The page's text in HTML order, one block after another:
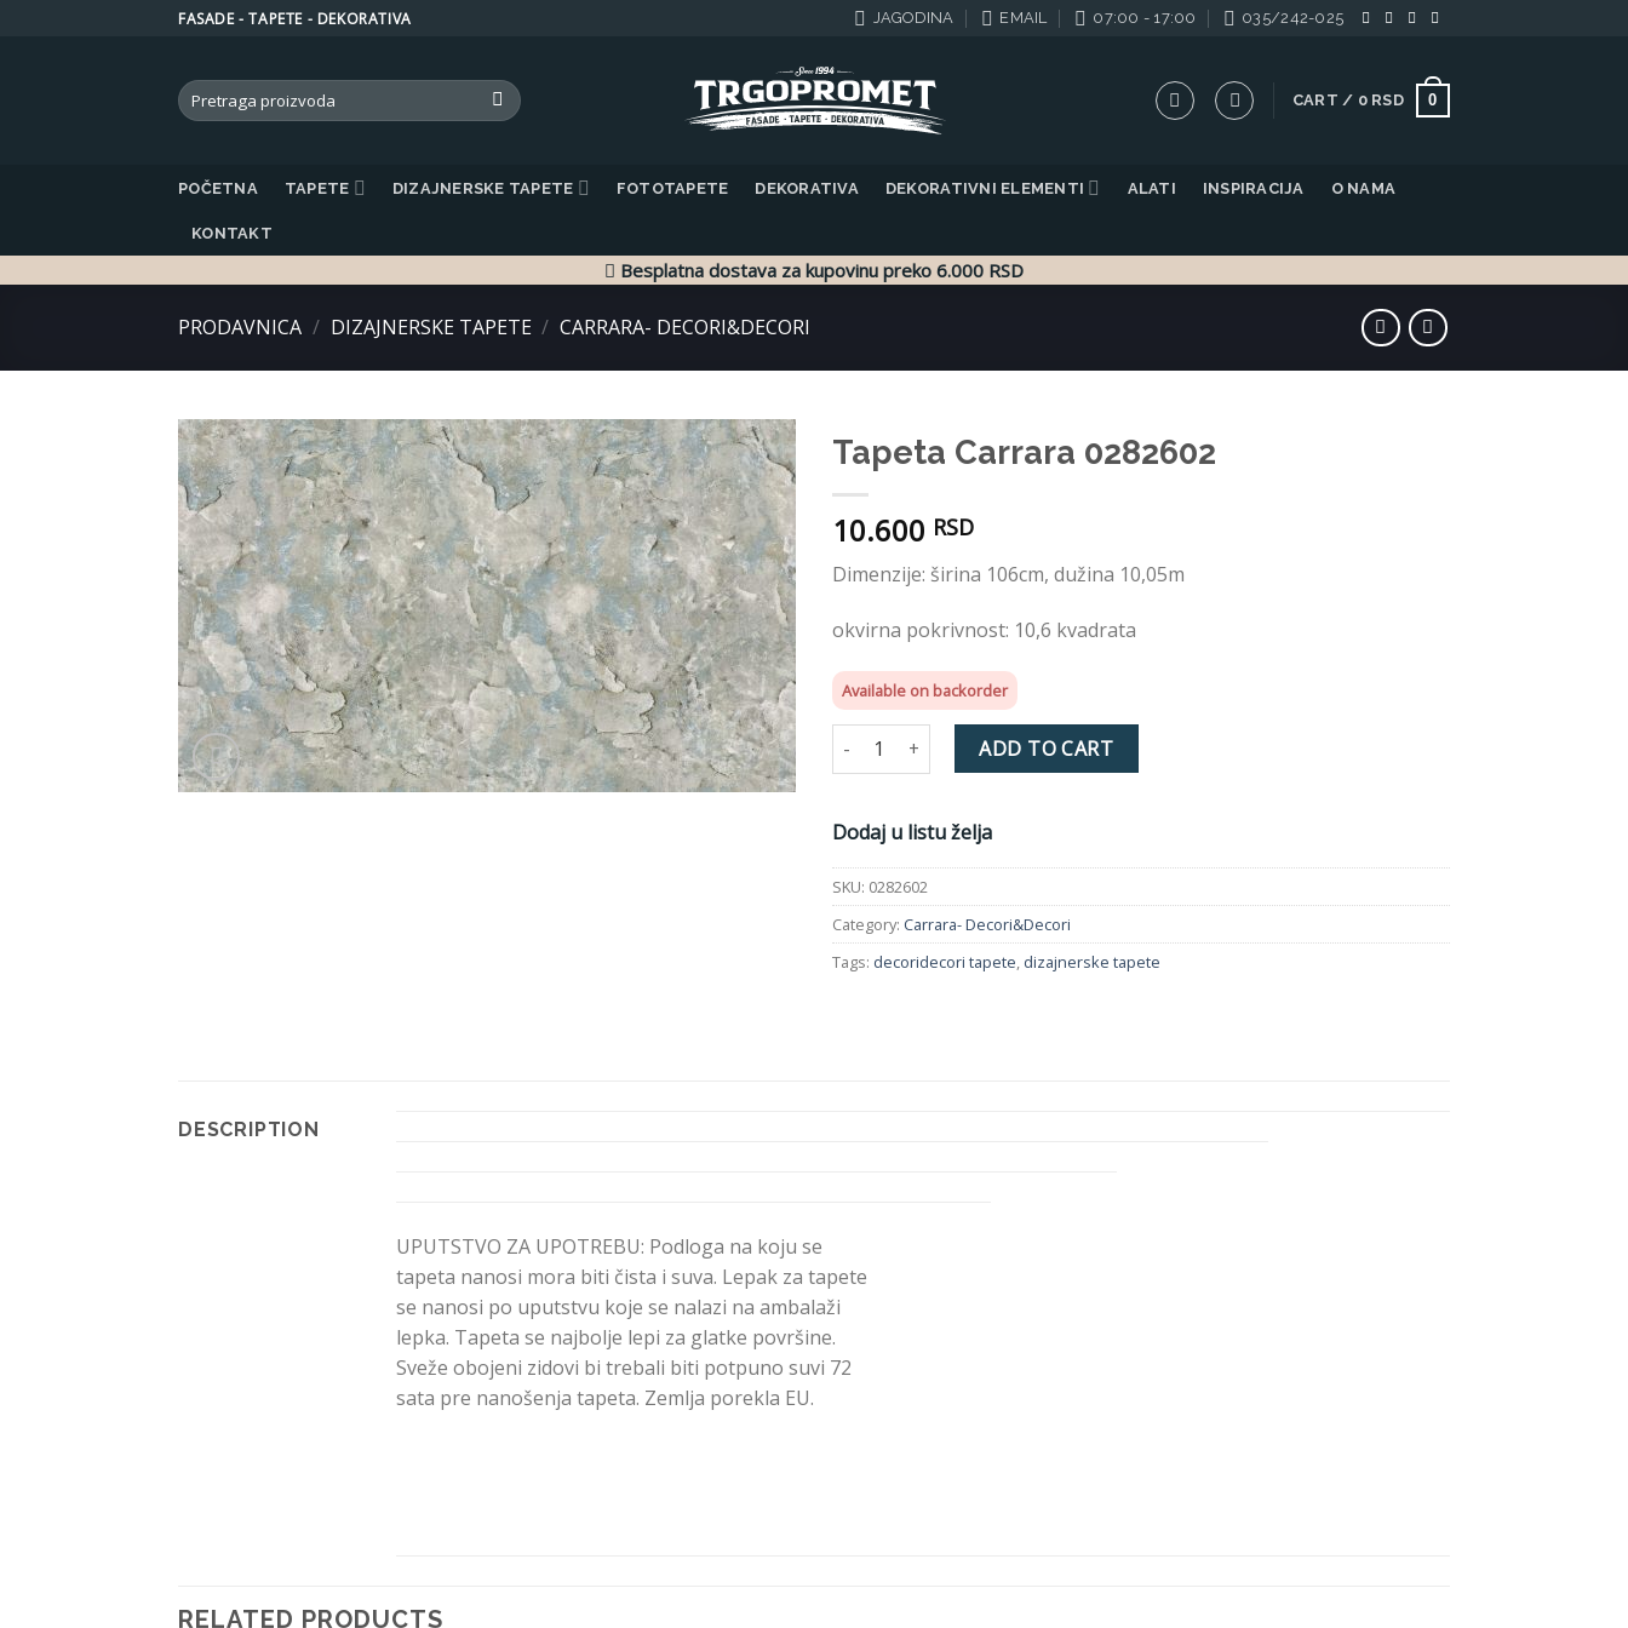
FASADE - TAPETE - DEKORATIVA JAGODINA EMAIL 07:00 - 17:00 035/242-025
Search
for:
CART / 0 RSD 0
POČETNA TAPETE DIZAJNERSKE TAPETE FOTOTAPETE DEKORATIVA DEKORATIVNI ELEMENTI ALATI INSPIRACIJA O NAMA
KONTAKT
Besplatna dostava za kupovinu preko 6.000 RSD
PRODAVNICA / DIZAJNERSKE TAPETE / CARRARA- DECORI&DECORI
Dodaj
u listu
želja
Tapeta Carrara 0282602
10.600 RSD
Dimenzije: širina 106cm, dužina 10,05m
okvirna pokrivnost: 10,6 kvadrata
Available on backorder
Tapeta Carrara 0282602 quantity
ADD TO CART
Dodaj u listu želja
SKU: 0282602
Category: Carrara- Decori&Decori
Tags: decoridecori tapete, dizajnerske tapete
DESCRIPTION
UPUTSTVO ZA UPOTREBU: Podloga na koju se
tapeta nanosi mora biti čista i suva. Lepak za tapete
se nanosi po uputstvu koje se nalazi na ambalaži
lepka. Tapeta se najbolje lepi za glatke površine.
Sveže obojeni zidovi bi trebali biti potpuno suvi 72
sata pre nanošenja tapeta. Zemlja porekla EU.
RELATED PRODUCTS